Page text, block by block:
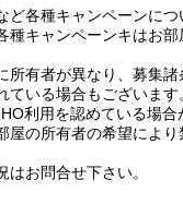
各種キャンペーンにつ
種キャンペーンキはお
有者が異なり、募集諸
ている場合もございます
利用を認めている場合
屋の所有者の希望によ
お問合せ下さい。